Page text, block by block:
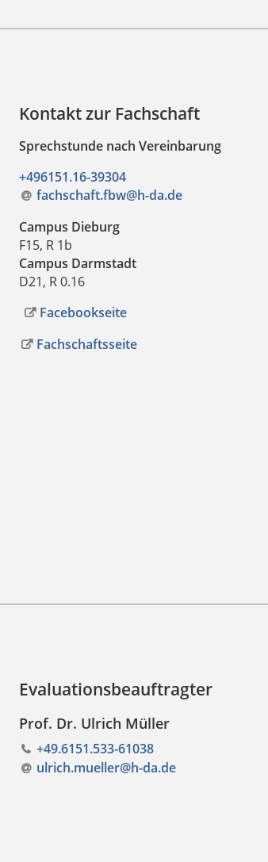
Kontakt zur Fachschaft
Sprechstunde nach Vereinbarung
+496151.16-39304
fachschaft.fbw@h-da.de
Campus Dieburg
F15, R 1b
Campus Darmstadt
D21, R 0.16
Facebookseite
Fachschaftsseite
Evaluationsbeauftragter
Prof. Dr. Ulrich Müller
+49.6151.533-61038
ulrich.mueller@h-da.de